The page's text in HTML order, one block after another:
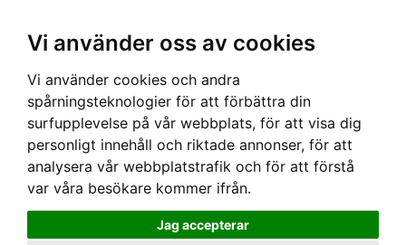
Vi använder oss av cookies
Vi använder cookies och andra
spårningsteknologier för att förbättra din
surfupplevelse på vår webbplats, för att visa dig
personligt innehåll och riktade annonser, för att
analysera vår webbplatstrafik och för att förstå
var våra besökare kommer ifrån.
Jag accepterar
Hem› DAM›KLÄNNINGAR› H&R LONDON KLÄNNING - HEAPS OF LEAVES SAILER
+PLUSSIZE